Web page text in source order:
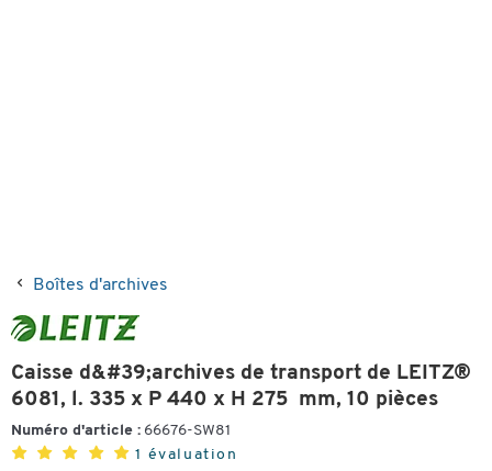
Boîtes d'archives
Caisse d&#39;archives de transport de LEITZ®
6081, l. 335 x P 440 x H 275 mm, 10 pièces
Numéro d'article : 66676-SW81
1 évaluation